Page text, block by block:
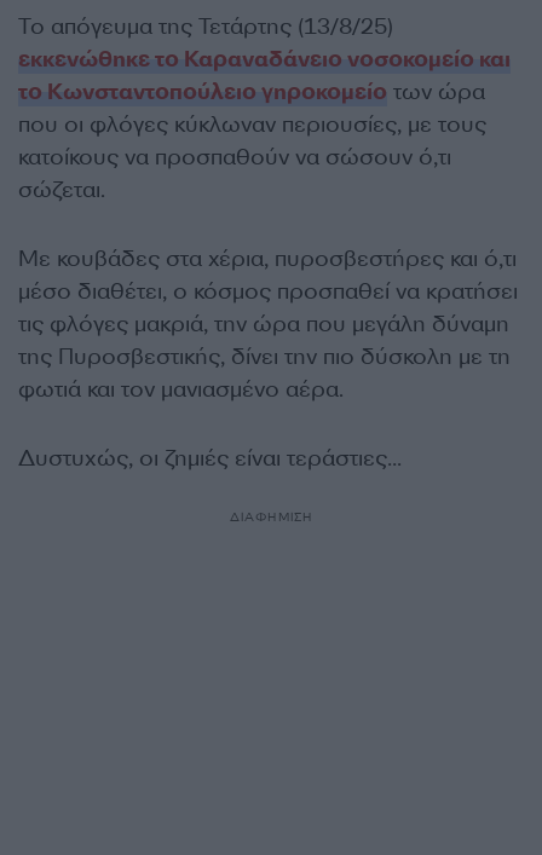
Το απόγευμα της Τετάρτης (13/8/25)
εκκενώθηκε το Καραναδάνειο νοσοκομείο και
το Κωνσταντοπούλειο γηροκομείο των ώρα
που οι φλόγες κύκλωναν περιουσίες, με τους
κατοίκους να προσπαθούν να σώσουν ό,τι
σώζεται.
Με κουβάδες στα χέρια, πυροσβεστήρες και ό,τι
μέσο διαθέτει, ο κόσμος προσπαθεί να κρατήσει
τις φλόγες μακριά, την ώρα που μεγάλη δύναμη
της Πυροσβεστικής, δίνει την πιο δύσκολη με τη
φωτιά και τον μανιασμένο αέρα.
Δυστυχώς, οι ζημιές είναι τεράστιες…
ΔΙΑΦΗΜΙΣΗ